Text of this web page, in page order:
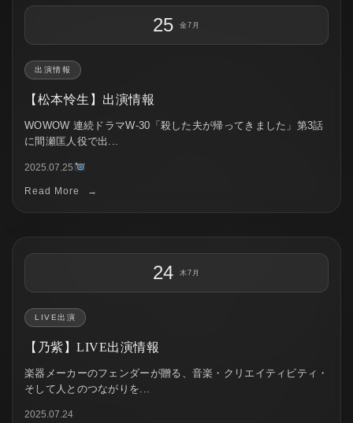
25 金7月
出演情報
【松本怜生】出演情報
WOWOW 連続ドラマW-30「殺した夫が帰ってきました」第3話
に間瀬匡人役で出...
2025.07.25
Read More →
24 木 7月
LIVE出演
【乃紫】LIVE出演情報
楽器メーカーのフェンダーが贈る、音楽・クリエイティビティ・
そして人とのつながりを...
2025.07.24